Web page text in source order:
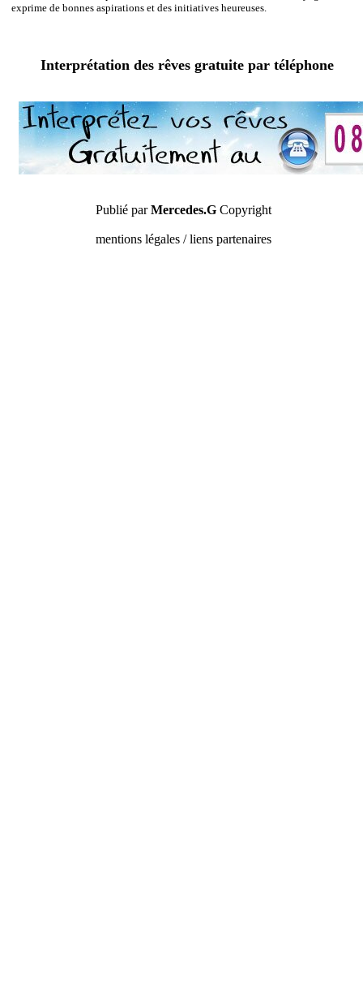
exprime de bonnes aspirations et des initiatives heureuses.
Interprétation des rêves gratuite par téléphone
Publié parMercedes.GCopyright
mentions légales / liens partenaires